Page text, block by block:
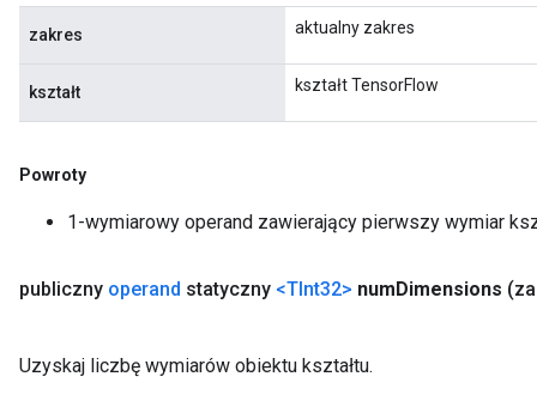
zakres aktualny zakres
kształt kształt TensorFlow
Powroty
1-wymiarowy operand zawierający pierwszy wymiar
publiczny operand statyczny <TInt32> numDimensions
Uzyskaj liczbę wymiarów obiektu kształtu.